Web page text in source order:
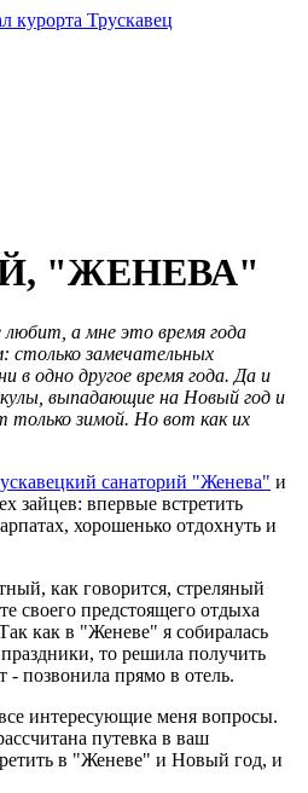
"ЖЕНЕВА"
а мне это время года
замечательных
в одно другое время года. Да и
выпадающие на Новый год и
зимой. Но вот как их
санаторий "Женева" и
зайцев: впервые встретить
хорошенько отдохнуть и
как говорится, стреляный
своего предстоящего отдыха
как в "Женеве" я собиралась
то решила получить
позвонила прямо в отель.
интересующие меня вопросы.
путевка в ваш
в "Женеве" и Новый год, и